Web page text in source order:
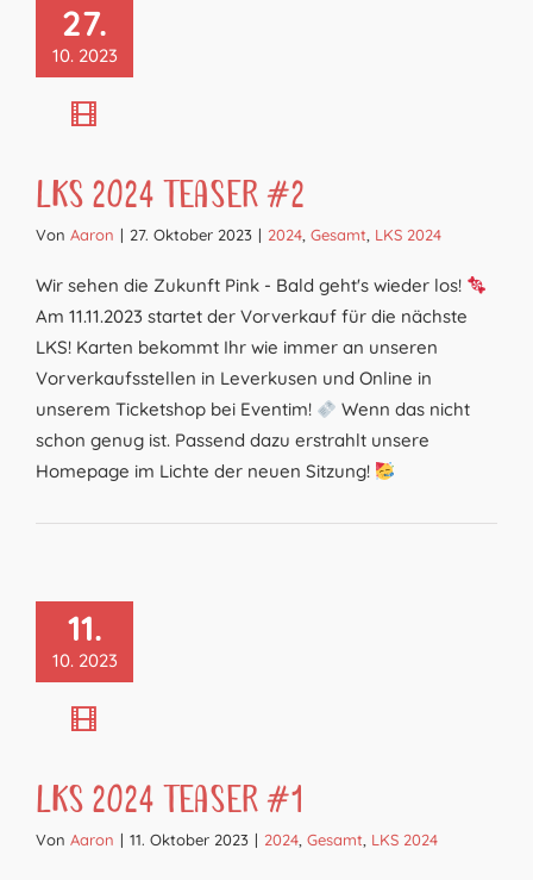
27.
10. 2023
LKS 2024 Teaser #2
Von Aaron | 27. Oktober 2023 | 2024, Gesamt, LKS 2024
Wir sehen die Zukunft Pink - Bald geht's wieder los!
Am 11.11.2023 startet der Vorverkauf für die nächste
LKS! Karten bekommt Ihr wie immer an unseren
Vorverkaufsstellen in Leverkusen und Online in
unserem Ticketshop bei Eventim!
Wenn das nicht
schon genug ist. Passend dazu erstrahlt unsere
Homepage im Lichte der neuen Sitzung!
11.
10. 2023
LKS 2024 Teaser #1
Von Aaron | 11. Oktober 2023 | 2024, Gesamt, LKS 2024